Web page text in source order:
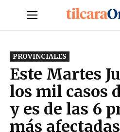
PROVINCIALES
Este Martes
los mil casos
y es de las 6
más